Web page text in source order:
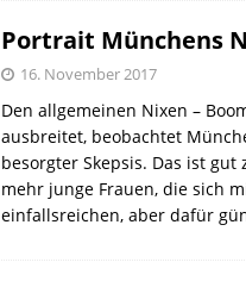
Portrait Münchens
16. November 2017
Den allgemeinen Nixen –
ausbreitet, beobachtet
besorgter Skepsis. Das ist
mehr junge Frauen, die sich
einfallsreichen, aber dafür